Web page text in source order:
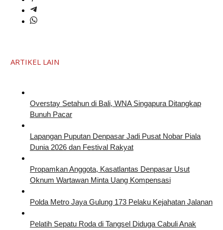
ARTIKEL LAIN
Overstay Setahun di Bali, WNA Singapura Ditangkap
Bunuh Pacar
Lapangan Puputan Denpasar Jadi Pusat Nobar Piala
Dunia 2026 dan Festival Rakyat
Propamkan Anggota, Kasatlantas Denpasar Usut
Oknum Wartawan Minta Uang Kompensasi
Polda Metro Jaya Gulung 173 Pelaku Kejahatan Jalanan
Pelatih Sepatu Roda di Tangsel Diduga Cabuli Anak